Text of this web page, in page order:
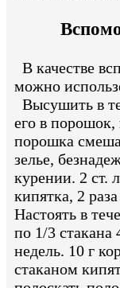
В качестве
можно
Высушить в
его в порошок,
порошка
зелье,
курении. 2 ст.
кипятка, 2
Настоять в
по 1/3 стакана
недель. 10 г
стаканом